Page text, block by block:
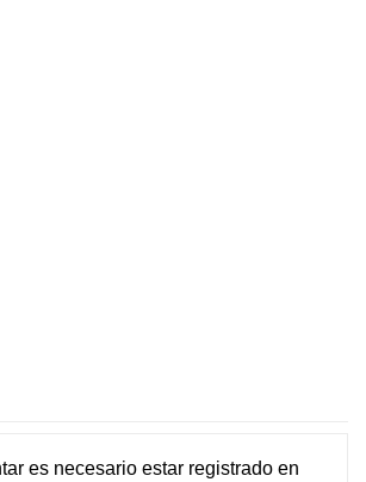
es necesario estar registradoen